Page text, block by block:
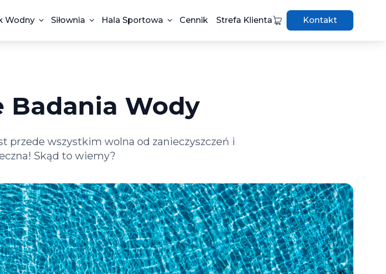
Wodny Siłownia Hala Sportowa Cennik Strefa Klienta Kontakt
Badania Wody
przede wszystkim wolna od zanieczyszczeń i
Skąd to wiemy?